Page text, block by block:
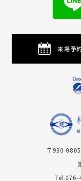
来場予
〒930-
Tel.076-